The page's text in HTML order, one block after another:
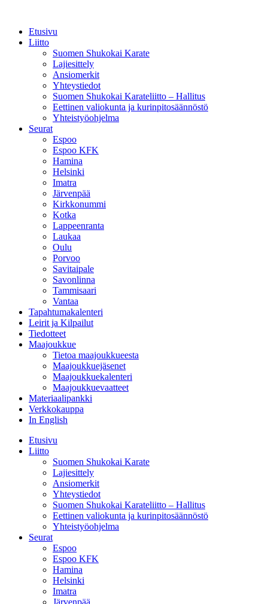
Etusivu
Liitto
Suomen Shukokai Karate
Lajiesittely
Ansiomerkit
Yhteystiedot
Suomen Shukokai Karateliitto – Hallitus
Eettinen valiokunta ja kurinpitosäännöstö
Yhteistyöohjelma
Seurat
Espoo
Espoo KFK
Hamina
Helsinki
Imatra
Järvenpää
Kirkkonummi
Kotka
Lappeenranta
Laukaa
Oulu
Porvoo
Savitaipale
Savonlinna
Tammisaari
Vantaa
Tapahtumakalenteri
Leirit ja Kilpailut
Tiedotteet
Maajoukkue
Tietoa maajoukkueesta
Maajoukkuejäsenet
Maajoukkuekalenteri
Maajoukkuevaatteet
Materiaalipankki
Verkkokauppa
In English
Etusivu
Liitto
Suomen Shukokai Karate
Lajiesittely
Ansiomerkit
Yhteystiedot
Suomen Shukokai Karateliitto – Hallitus
Eettinen valiokunta ja kurinpitosäännöstö
Yhteistyöohjelma
Seurat
Espoo
Espoo KFK
Hamina
Helsinki
Imatra
Järvenpää